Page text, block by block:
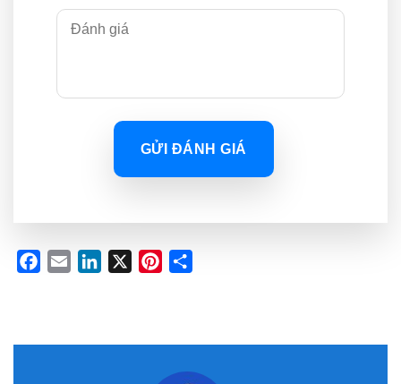
GỬI ĐÁNH GIÁ
Facebook
Email LinkedIn Pinterest